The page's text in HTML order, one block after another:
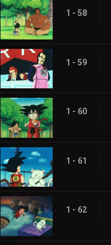
1 - 58
1 - 59
1 - 60
1 - 61
1 - 62